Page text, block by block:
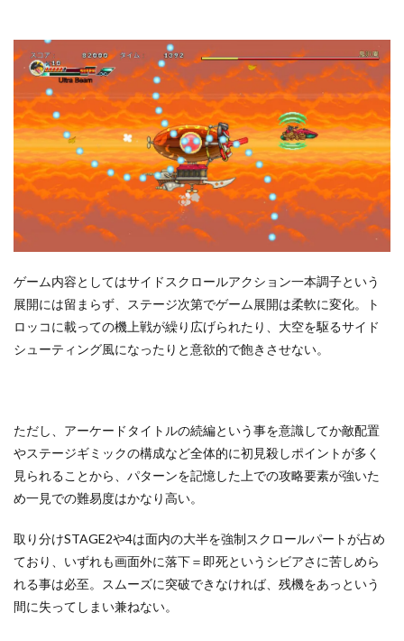
ゲーム内容としてはサイドスクロールアクション一本調子という
展開には留まらず、ステージ次第でゲーム展開は柔軟に変化。ト
ロッコに載っての機上戦が繰り広げられたり、大空を駆るサイド
シューティング風になったりと意欲的で飽きさせない。
ただし、アーケードタイトルの続編という事を意識してか敵配置
やステージギミックの構成など全体的に初見殺しポイントが多く
見られることから、パターンを記憶した上での攻略要素が強いた
め一見での難易度はかなり高い。
取り分けSTAGE2や4は面内の大半を強制スクロールパートが占め
ており、いずれも画面外に落下＝即死というシビアさに苦しめら
れる事は必至。スムーズに突破できなければ、残機をあっという
間に失ってしまい兼ねない。